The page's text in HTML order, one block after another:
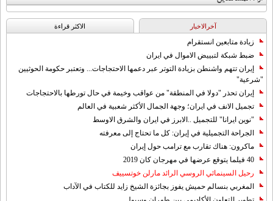
آخرالاخبار الاکثر قراءة
زيادة متابعين انستقرام
ضبط شبكة لتبييض الاموال في ايران
إيران تتهم واشنطن بزيادة التوتر عبر دعمها الاحتجاجات... وتعتبر حكومة الحوثيين
"شرعية"
إيران تحذر "دولا في المنطقة" من عواقب وخيمة في حال تورطها بالاحتجاجات
تجميل الانف في ايران؛ وجهة الجمال الأكثر شعبية في العالم
"نوين ايرانا" للتجميل ..الابرز في ايران والشرق الاوسط
الجراحة التجميلية في إيران: كل ما تحتاج إلى معرفته
ماكرون: هناك تقارب مع ترامب حول إيران
40 فيلما يتوقع عرضها في مهرجان كان 2019
رحيل السينمائي الروسي الرائد مارلن خوتسييف
المغربي بنسالم حميش يفوز بجائزة الشيخ زايد للكتاب في الآداب